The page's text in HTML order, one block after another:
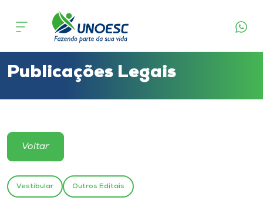
Cursos
Atendimento ao Estudante
Portal de Ensino
Publicações Legais
Voltar
Vestibular Outros Editais